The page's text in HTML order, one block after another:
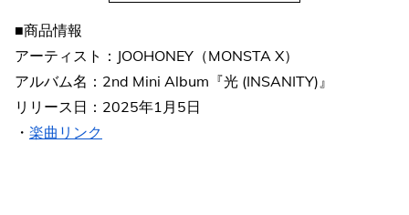
■商品情報
アーティスト：JOOHONEY（MONSTA X）
アルバム名：2nd Mini Album『光 (INSANITY)』
リリース日：2025年1月5日
・ 楽曲リンク